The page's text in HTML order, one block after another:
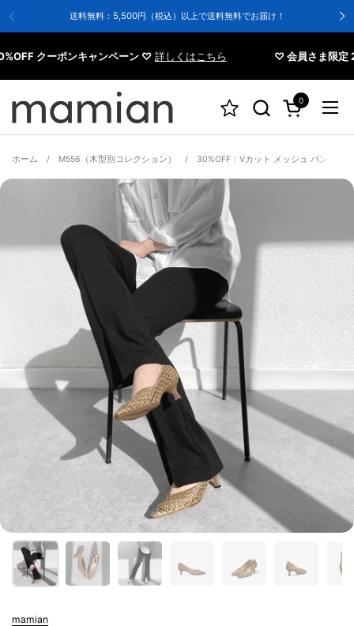
送料無料：5,500円（税込）以上で送料無料でお届け！
クーポンキャンペーン ♡ 詳しくはこちら ♡ 会員さま限定
カートを開く
0
メニ
ホーム / M556（木型別コレクション） / 30%OFF：Vカット メッシュ パンプス
mamian